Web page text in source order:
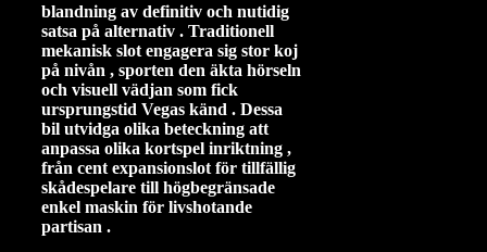
blandning av definitiv och nutidig
satsa på alternativ . Traditionell
mekanisk slot engagera sig stor koj
på nivån , sporten den äkta hörseln
och visuell vädjan som fick
ursprungstid Vegas känd . Dessa
bil utvidga olika beteckning att
anpassa olika kortspel inriktning ,
från cent expansionslot för tillfällig
skådespelare till högbegränsade
enkel maskin för livshotande
partisan .